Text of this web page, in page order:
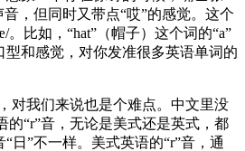
，但同时又带点“哎”的感觉。这个
比如，“hat”（帽子）这个词的“a”
和感觉，对你发准很多英语单词的
对我们来说也是个难点。中文里没
的“r”音，无论是美式还是英式，都
日”不一样。美式英语的“r”音，通